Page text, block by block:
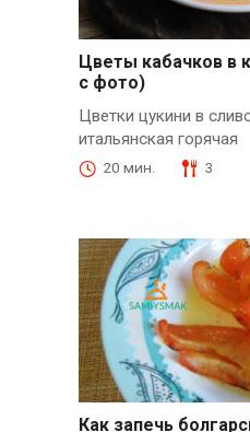
Цветы кабачков в
с фото)
Цветки цукини в
итальянская горячая
20 мин. 3
Как запечь